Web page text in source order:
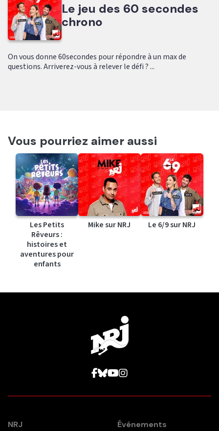
Le jeu des 60 secondes
chrono
On vous donne 60secondes pour répondre à un max de
questions. Arriverez-vous à relever le défi ? ...
Vous pourriez aimer aussi
Les Petits
Rêveurs :
histoires et
aventures pour
enfants
Mike sur NRJ Le 6/9 sur NRJ
NRJ Événements